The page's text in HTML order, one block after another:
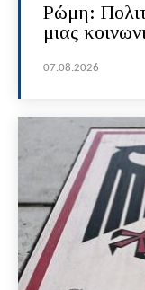
Ρώμη:
μιας
07.08.2026